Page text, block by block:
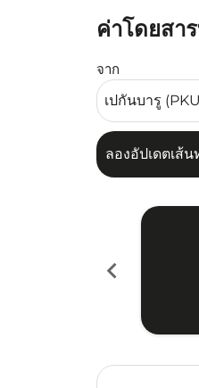
ค่าโดยสา
จาก
ลองอัปเดตเส้
ลองอัปเดตเส้น
chevron_left